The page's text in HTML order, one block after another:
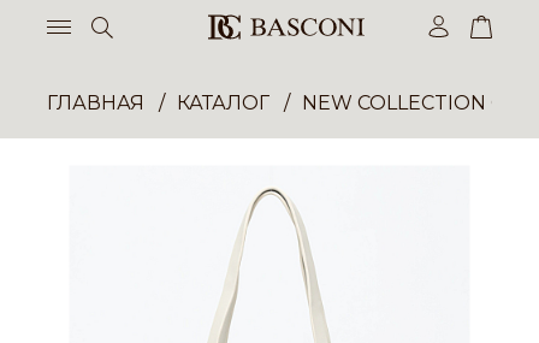
ГЛАВНАЯ КАТАЛОГ NEW COLLECTION